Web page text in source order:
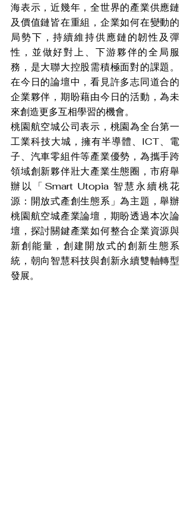
海表示，近幾年，全世界的產業供應鏈
及價值鏈皆在重組，企業如何在變動的
局勢下，持續維持供應鏈的韌性及彈
性，並做好對上、下游夥伴的全局服
務，是大聯大控股需積極面對的課題。
在今日的論壇中，看見許多志同道合的
企業夥伴，期盼藉由今日的活動，為未
來創造更多互相學習的機會。
桃園航空城公司表示，桃園為全台第一
工業科技大城，擁有半導體、ICT、電
子、汽車零組件等產業優勢，為攜手跨
領域創新夥伴壯大產業生態圈，市府舉
辦以「Smart Utopia 智慧永續桃花
源：開放式產創生態系」為主題，舉辦
桃園航空城產業論壇，期盼透過本次論
壇，探討關鍵產業如何整合企業資源與
新創能量，創建開放式的創新生態系
統，朝向智慧科技與創新永續雙軸轉型
發展。